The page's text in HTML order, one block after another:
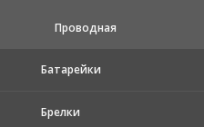
Проводная
Батарейки
Брелки